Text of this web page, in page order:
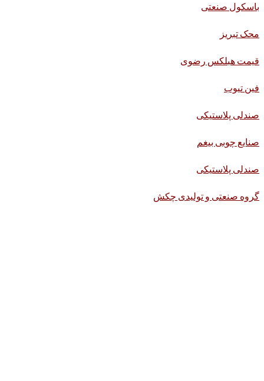
باسکول صنعتی
محک تبریز
قیمت هبلکس رضوی
فین تیوب
صندلی پلاستیکی
صنایع چوبی بیغم
صندلی پلاستیکی
گروه صنعتی و تولیدی چکش